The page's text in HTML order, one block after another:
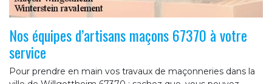
Nos équipes d’artisans maçons 67370 à votre
service
Pour prendre en main vos travaux de maçonneries dans la